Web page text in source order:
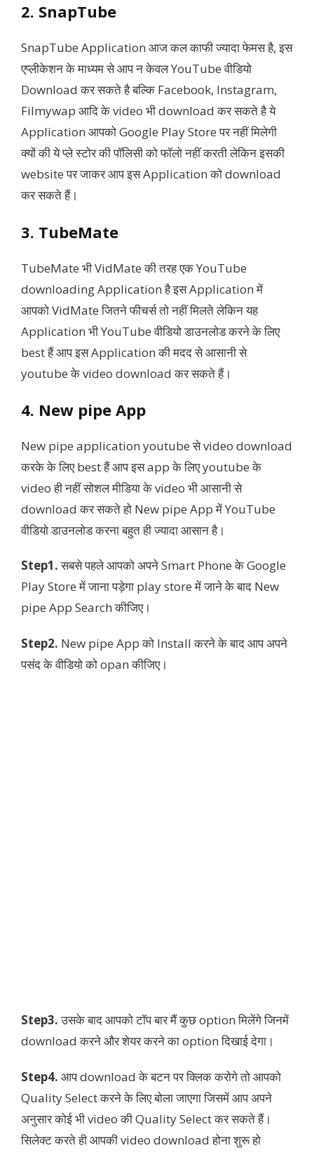
2. SnapTube
SnapTube Application आज कल काफी ज्यादा फेमस है, इस
एप्लीकेशन के माध्यम से आप न केवल YouTube वीडियो
Download कर सकते है बल्कि Facebook, Instagram,
Filmywap आदि के video भी download कर सकते है ये
Application आपको Google Play Store पर नहीं मिलेगी
क्यों की ये प्ले स्टोर की पॉलिसी को फॉलो नहीं करती लेकिन इसकी
website पर जाकर आप इस Application को download
कर सकते हैं।
3. TubeMate
TubeMate भी VidMate की तरह एक YouTube
downloading Application है इस Application में
आपको VidMate जितने फीचर्स तो नहीं मिलते लेकिन यह
Application भी YouTube वीडियो डाउनलोड करने के लिए
best हैं आप इस Application की मदद से आसानी से
youtube के video download कर सकते हैं।
4. New pipe App
New pipe application youtube से video download
करके के लिए best हैं आप इस app के लिए youtube के
video ही नहीं सोशल मीडिया के video भी आसानी से
download कर सकते हो New pipe App में YouTube
वीडियो डाउनलोड करना बहुत ही ज्यादा आसान है।
Step1.सबसे पहले आपको अपने Smart Phone के Google
Play Store में जाना पड़ेगा play store में जाने के बाद New
pipe App Search कीजिए।
Step2. New pipe App को Install करने के बाद आप अपने
पसंद के वीडियो को opan कीजिए।
Step3.उसके बाद आपको टॉप बार मैं कुछ option मिलेंगे जिनमें
download करने और शेयर करने का option दिखाई देगा।
Step4. आप download के बटन पर क्लिक करोगे तो आपको
Quality Select करने के लिए बोला जाएगा जिसमें आप अपने
अनुसार कोई भी video की Quality Select कर सकते हैं।
सिलेक्ट करते ही आपकी video download होना शुरू हो